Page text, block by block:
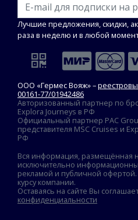
Лучшие предложения, скидки,
раза в неделю и в любой
ООО «Гермес Вояж» –
00161-77/01942486
Авторизованный партнер по
Explora Journeys в РФ
Официальный партнер PAC
представителя MSC Cruises и
РФ
Вся информация, размещённая
исключительно
рекламой и публичной офертой.
курсу компании.
Оставаясь на сайте Вы
конфиденциальности